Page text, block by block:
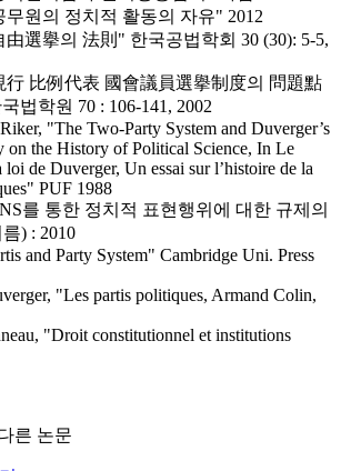
무원의 정치적 활동의 자유" 2012
由選擧의 法則" 한국공법학회 30 (30): 5-5,
行 比例代表 國會議員選擧制度의 問題點
법학원 70 : 106-141, 2002
"The Two-Party System and Duverger’s
on the History of Political Science, In Le
loi de Duverger, Un essai sur l’histoire de la
PUF 1988
를 통한 정치적 표현행위에 대한 규제의
) : 2010
and Party System" Cambridge Uni. Press
"Les partis politiques, Armand Colin,
"Droit constitutionnel et institutions
른 논문